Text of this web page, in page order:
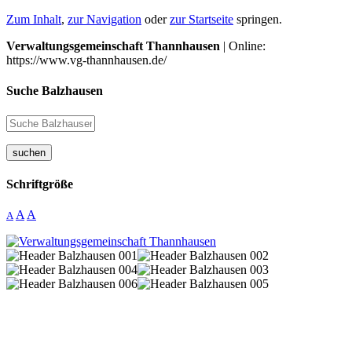
Zum Inhalt, zur Navigation oderzur Startseite springen.
Verwaltungsgemeinschaft Thannhausen | Online:
https://www.vg-thannhausen.de/
Suche Balzhausen
suchen
Schriftgröße
A A A